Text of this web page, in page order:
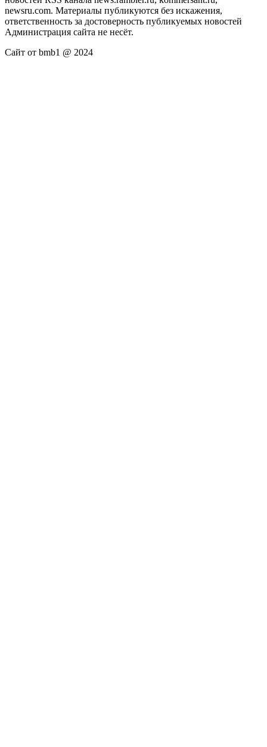
newsru.com. Материалы публикуются без искажения,
ответственность за достоверность публикуемых новостей
Администрация сайта не несёт.
Сайт от bmb1 @ 2024